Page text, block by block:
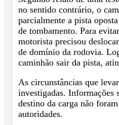
no sentido contrário, o
parcialmente a pista
de tombamento. Para
motorista precisou
de domínio da rodovia.
caminhão sair da pista,
As circunstâncias que
investigadas. Informações
destino da carga não
autoridades.